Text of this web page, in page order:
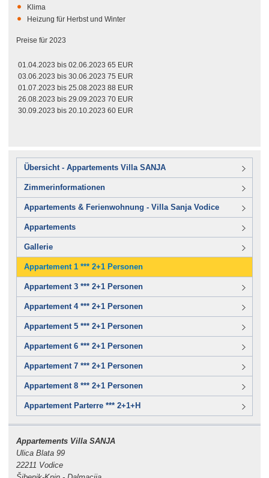
Klima
Heizung für Herbst und Winter
Preise für 2023
01.04.2023 bis 02.06.2023 65 EUR
03.06.2023 bis 30.06.2023 75 EUR
01.07.2023 bis 25.08.2023 88 EUR
26.08.2023 bis 29.09.2023 70 EUR
30.09.2023 bis 20.10.2023 60 EUR
Übersicht - Appartements Villa SANJA
Zimmerinformationen
Appartements & Ferienwohnung - Villa Sanja Vodice
Appartements
Gallerie
Appartement 1 *** 2+1 Personen
Appartement 3 *** 2+1 Personen
Appartement 4 *** 2+1 Personen
Appartement 5 *** 2+1 Personen
Appartement 6 *** 2+1 Personen
Appartement 7 *** 2+1 Personen
Appartement 8 *** 2+1 Personen
Appartement Parterre *** 2+1+H
Appartements Villa SANJA
Ulica Blata 99
22211 Vodice